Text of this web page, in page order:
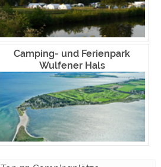
Camping- und Ferienpark
Wulfener Hals